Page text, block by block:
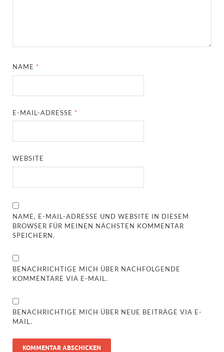
NAME *
E-MAIL-ADRESSE *
WEBSITE
NAME, E-MAIL-ADRESSE UND WEBSITE IN DIESEM
BROWSER FÜR MEINEN NÄCHSTEN KOMMENTAR
SPEICHERN.
BENACHRICHTIGE MICH ÜBER NACHFOLGENDE
KOMMENTARE VIA E-MAIL.
BENACHRICHTIGE MICH ÜBER NEUE BEITRÄGE VIA E-
MAIL.